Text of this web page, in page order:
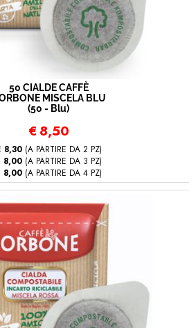
50 CIALDE CAFFÈ
MISCELA BLU
(50 - Blu)
€ 8,50
8,30(A PARTIRE DA 2 PZ)
8,00 (A PARTIRE DA 3 PZ)
8,00 (A PARTIRE DA 4 PZ)